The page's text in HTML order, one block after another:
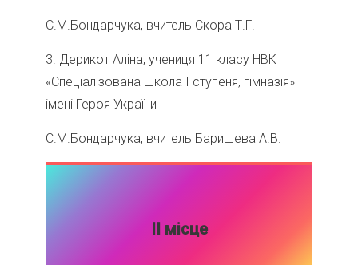
С.М.Бондарчука, вчитель Скора Т.Г.
3. Дерикот Аліна, учениця 11 класу НВК
«Спеціалізована школа І ступеня, гімназія»
імені Героя України
С.М.Бондарчука, вчитель Баришева А.В.
ІІ місце